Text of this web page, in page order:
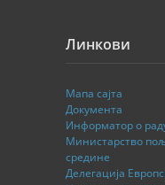
Линкови
Мапа сајта
Документа
Информатор о
Министарство
средине
Делегација